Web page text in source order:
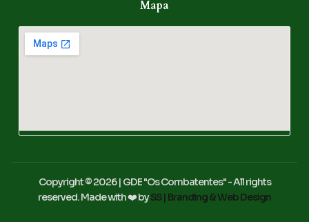
Mapa
Copyright © 2026 | GDE "Os Combatentes" - All rights
reserved. Made with ❤️ bySS | Branding & Web Design